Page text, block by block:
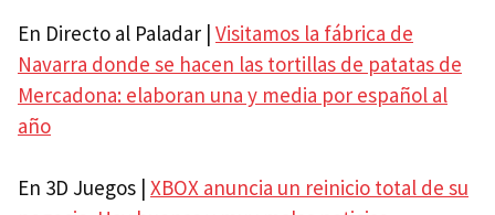
En Directo al Paladar | Visitamos la fábrica de
Navarra donde se hacen las tortillas de patatas de
Mercadona: elaboran una y media por español al
año
En 3D Juegos | XBOX anuncia un reinicio total de su